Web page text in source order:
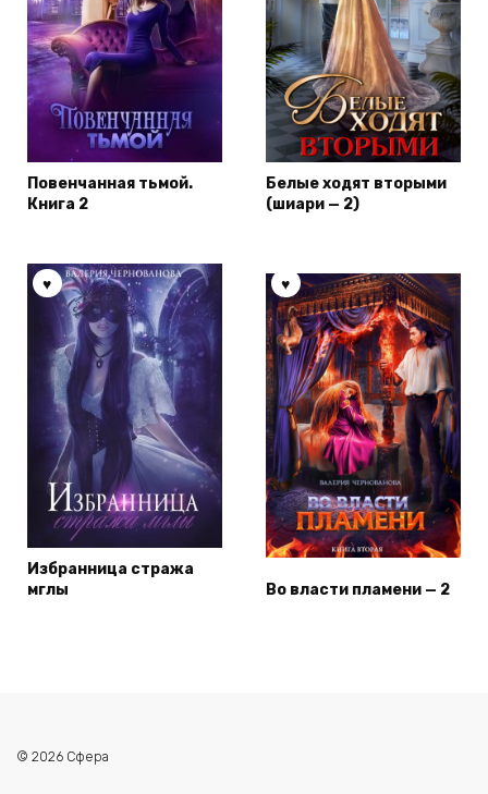
Повенчанная тьмой.
Книга 2
Белые ходят вторыми
(шиари — 2)
Избранница стража
мглы
Во власти пламени — 2
© 2026 Сфера